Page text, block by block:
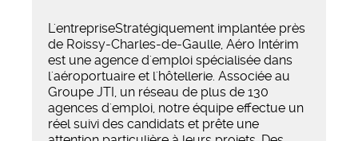
L'entrepriseStratégiquement implantée près
de Roissy-Charles-de-Gaulle, Aéro Intérim
est une agence d'emploi spécialisée dans
l'aéroportuaire et l'hôtellerie. Associée au
Groupe JTI, un réseau de plus de 130
agences d'emploi, notre équipe effectue un
réel suivi des candidats et prête une